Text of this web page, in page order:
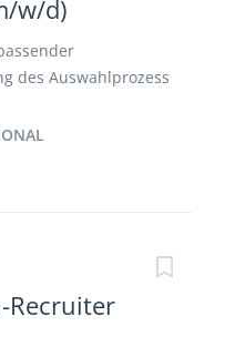
w/d)
des Auswahlprozess
Journey Führung
diverse Kanäle
inkl.
Recruiter